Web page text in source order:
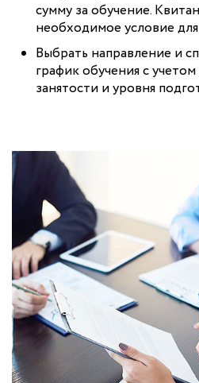
сумму за обучение.
необходимое условие
Выбрать направление и
график обучения с
занятости и уровня